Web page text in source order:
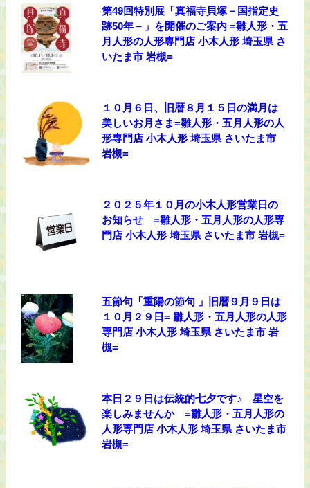
第49回特別展「真福寺貝塚－国指定史
跡50年－」を開催のご案内 =雛人形・五
月人形の人形専門店 小木人形 埼玉県 さ
いたま市 岩槻=
１０月６日、旧暦８月１５日の満月は
美しいお月さま=雛人形・五月人形の人
形専門店 小木人形 埼玉県 さいたま市
岩槻=
２０２５年１０月の小木人形営業日の
お知らせ =雛人形・五月人形の人形専
門店 小木人形 埼玉県 さいたま市 岩槻=
五節句「重陽の節句 」旧暦９月９日は
１０月２９日= 雛人形・五月人形の人形
専門店 小木人形 埼玉県 さいたま市 岩
槻=
本日２９日は伝統的七夕です♪ 星空を
楽しみませんか =雛人形・五月人形の
人形専門店 小木人形 埼玉県 さいたま市
岩槻=